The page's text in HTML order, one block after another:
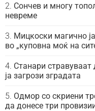
Сончев и многу
невреме
Мицкоски магично
во „куповна моќ на
Станари стравуваат
ја загрози зградата
Одмор со скриени
да донесе три